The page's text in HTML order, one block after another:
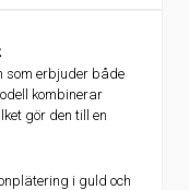
som erbjuder både
kombinerar
gör den till en
i guld och